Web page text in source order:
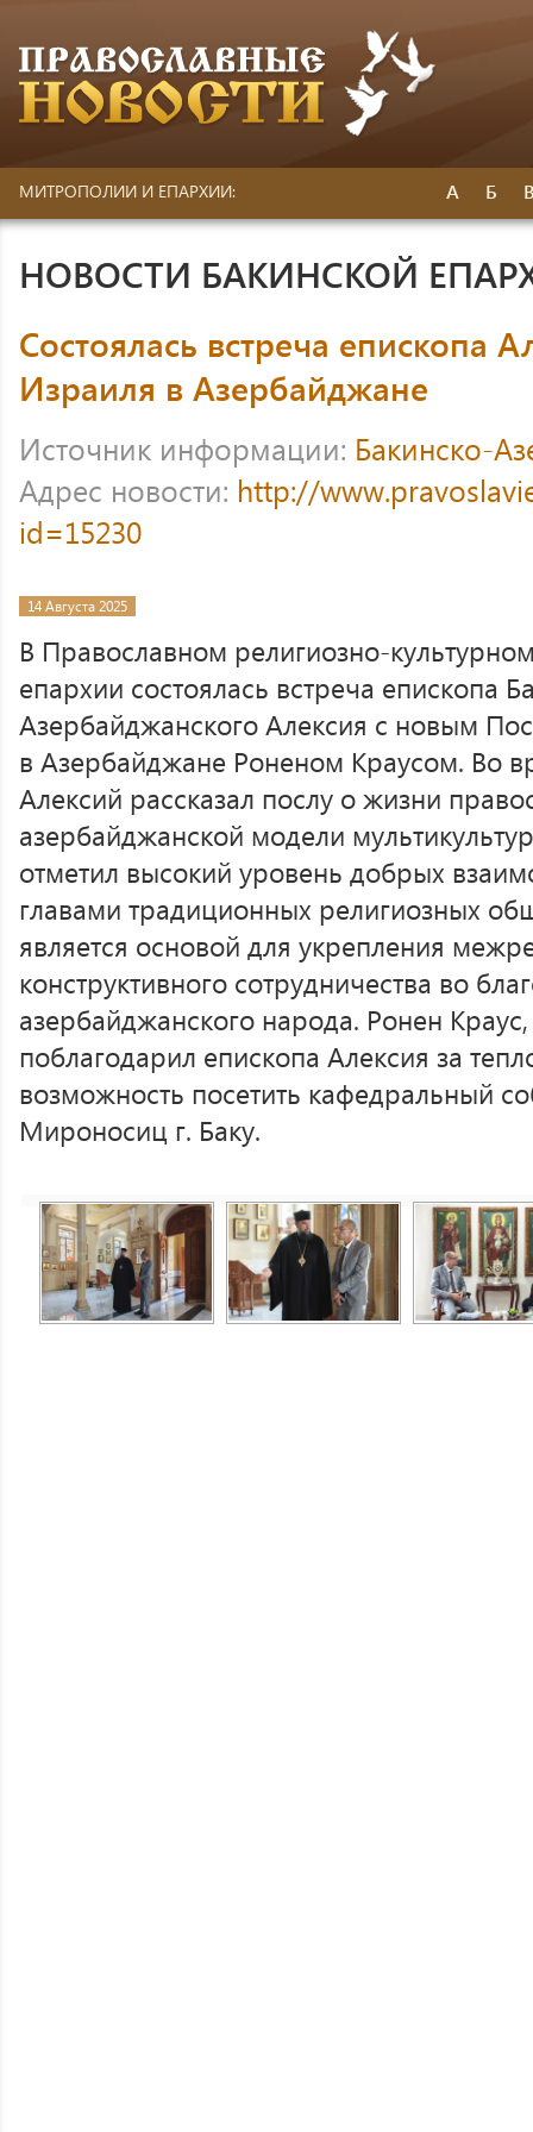
МИТРОПОЛИИ И ЕПАРХИИ: А Б
НОВОСТИ БАКИНСКОЙ
Состоялась встреча епископа
Израиля в Азербайджане
Источник информации: Бакинско-
Адрес новости: http://
id=15230
14 Августа 2025
В Православном религиозно-
епархии состоялась встреча епископа
Азербайджанского Алексия с новым
в Азербайджане Роненом Краусом. Во
Алексий рассказал послу о жизни
азербайджанской модели
отметил высокий уровень добрых
главами традиционных религиозных
является основой для укрепления
конструктивного сотрудничества во
азербайджанского народа. Ронен
поблагодарил епископа Алексия за
возможность посетить кафедральный
Мироносиц г. Баку.